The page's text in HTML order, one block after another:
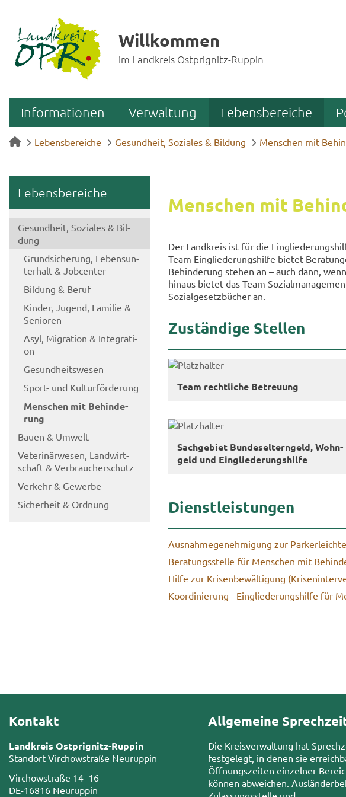
Willkommen
im Landkreis Ostprignitz-Ruppin
Informationen Verwaltung Lebensbereiche
Lebensbereiche Gesundheit, Soziales & Bildung Menschen mit
Le­bens­be­rei­che
Ge­sund­heit, So­zia­les & Bil­
dung
Grund­si­che­rung, Le­bens­un­
ter­halt & Job­cen­ter
Bil­dung & Beruf
Kin­der, Ju­gend, Fa­mi­lie &
Se­nio­ren
Asyl, Mi­gra­ti­on & In­te­gra­ti­
on
Ge­sund­heits­we­sen
Sport-​ und Kul­tur­för­de­rung
Men­schen mit Be­hin­de­
rung
Bauen & Um­welt
Ve­te­ri­när­we­sen, Land­wirt­
schaft & Ver­brau­cher­schutz
Ver­kehr & Ge­wer­be
Si­cher­heit & Ord­nung
Men­schen mit
Der Land­kreis ist für die
Team Ein­glie­de­rungs­hil­fe bie­tet
Be­hin­de­rung ste­hen an – auch dann,
hin­aus bie­tet das Team
So­zi­al­ge­setz­bü­cher an.
Zu­stän­di­ge Stel­len
Team recht­li­che Be­treu­ung
Sach­ge­biet Bun­des­el­tern­geld, Wohn­
geld und Ein­glie­de­rungs­hil­fe
Dienst­leis­tun­gen
Aus­nah­me­ge­neh­mi­gung zur
Be­ra­tungs­stel­le für Men­schen mit
Hilfe zur Kri­sen­be­wäl­ti­gung
Ko­or­di­nie­rung - Ein­glie­de­rungs­hil­fe für
Kontakt
Landkreis Ostprignitz-Ruppin
Standort Virchowstraße Neuruppin
Virchowstraße 14–16
DE-16816 Neuruppin
Allgemeine
Die Kreisverwaltung hat
festgelegt, in denen sie
Öffnungszeiten einzelner
können abweichen.